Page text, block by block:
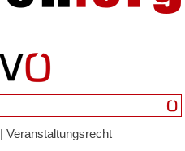
| Veranstaltungsrecht